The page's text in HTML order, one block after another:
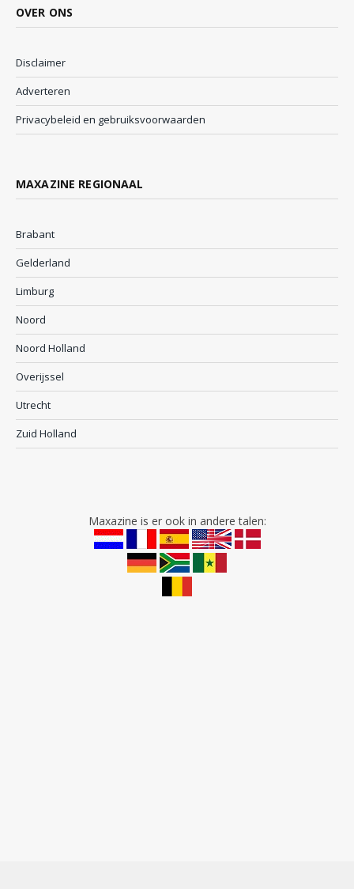
OVER ONS
Disclaimer
Adverteren
Privacybeleid en gebruiksvoorwaarden
MAXAZINE REGIONAAL
Brabant
Gelderland
Limburg
Noord
Noord Holland
Overijssel
Utrecht
Zuid Holland
Maxazine is er ook in andere talen: